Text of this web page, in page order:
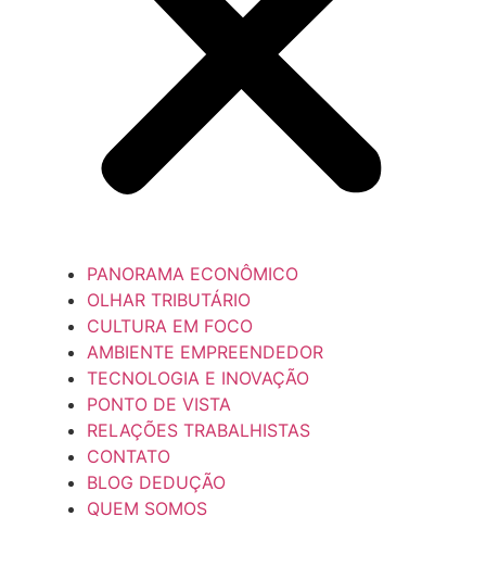
PANORAMA ECONÔMICO
OLHAR TRIBUTÁRIO
CULTURA EM FOCO
AMBIENTE EMPREENDEDOR
TECNOLOGIA E INOVAÇÃO
PONTO DE VISTA
RELAÇÕES TRABALHISTAS
CONTATO
BLOG DEDUÇÃO
QUEM SOMOS